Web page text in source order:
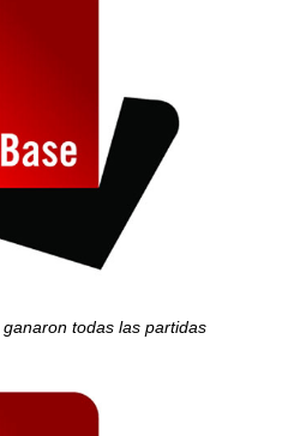
todas las partidas